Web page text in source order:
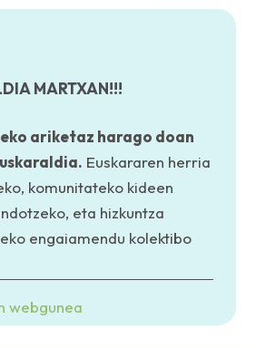
MARTXAN!!!
ariketaz harago doan
Euskararen herria
komunitateko kideen
eta hizkuntza
engaiamendu kolektibo
webgunea